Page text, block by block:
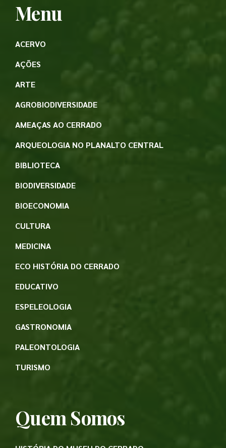
Menu
ACERVO
AÇÕES
ARTE
AGROBIODIVERSIDADE
AMEAÇAS AO CERRADO
ARQUEOLOGIA NO PLANALTO CENTRAL
BIBLIOTECA
BIODIVERSIDADE
BIOECONOMIA
CULTURA
MEDICINA
ECO HISTÓRIA DO CERRADO
EDUCATIVO
ESPELEOLOGIA
GASTRONOMIA
PALEONTOLOGIA
TURISMO
Quem Somos